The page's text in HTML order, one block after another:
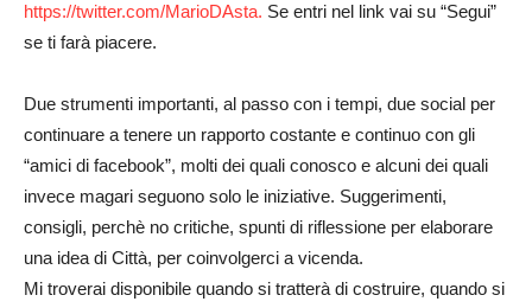
https://twitter.com/MarioDAsta. Se entri nel link vai su “Segui”
se ti farà piacere.
Due strumenti importanti, al passo con i tempi, due social per
continuare a tenere un rapporto costante e continuo con gli
“amici di facebook”, molti dei quali conosco e alcuni dei quali
invece magari seguono solo le iniziative. Suggerimenti,
consigli, perchè no critiche, spunti di riflessione per elaborare
una idea di Città, per coinvolgerci a vicenda.
Mi troverai disponibile quando si tratterà di costruire, quando si